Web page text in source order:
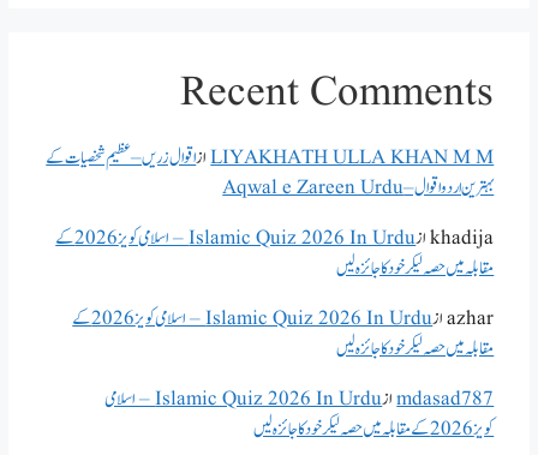
Recent Comments
LIYAKHATH ULLA KHAN M Mازاقوال زریں – عظیم شخصیات کے
بہترین اردو اقوال – Aqwal e Zareen Urdu
khadijaاز
Islamic Quiz 2026 In Urdu – اسلامی کویز 2026 کے
مقابلہ میں حصہ لیکر خود کا جائزہ لیں
azharاز
Islamic Quiz 2026 In Urdu – اسلامی کویز 2026 کے
مقابلہ میں حصہ لیکر خود کا جائزہ لیں
mdasad787از
Islamic Quiz 2026 In Urdu – اسلامی
کویز 2026 کے مقابلہ میں حصہ لیکر خود کا جائزہ لیں